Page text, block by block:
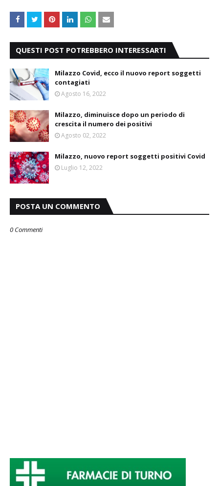
QUESTI POST POTREBBERO INTERESSARTI
Milazzo Covid, ecco il nuovo report soggetti
contagiati
Agosto 16, 2022
Milazzo, diminuisce dopo un periodo di
crescita il numero dei positivi
Agosto 02, 2022
Milazzo, nuovo report soggetti positivi Covid
Luglio 12, 2022
POSTA UN COMMENTO
0 Commenti